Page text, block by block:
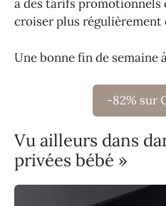
à des tarifs promotionnels
croiser plus régulièrement
Une bonne fin de semaine
-82% sur
Vu ailleurs dans
privées bébé »